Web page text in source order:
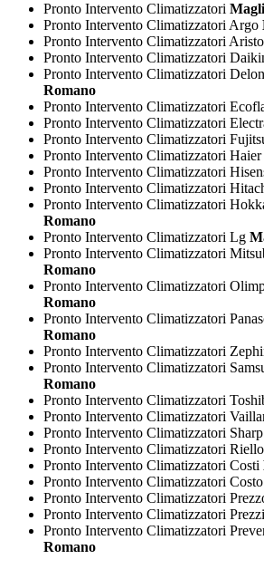
Pronto Intervento Climatizzatori
Pronto Intervento Climatizzatori Argo
Pronto Intervento Climatizzatori
Pronto Intervento Climatizzatori
Pronto Intervento Climatizzatori
Romano
Pronto Intervento Climatizzatori
Pronto Intervento Climatizzatori
Pronto Intervento Climatizzatori
Pronto Intervento Climatizzatori Haier
Pronto Intervento Climatizzatori
Pronto Intervento Climatizzatori
Pronto Intervento Climatizzatori
Romano
Pronto Intervento Climatizzatori Lg
Pronto Intervento Climatizzatori
Romano
Pronto Intervento Climatizzatori
Romano
Pronto Intervento Climatizzatori
Romano
Pronto Intervento Climatizzatori
Pronto Intervento Climatizzatori
Romano
Pronto Intervento Climatizzatori
Pronto Intervento Climatizzatori
Pronto Intervento Climatizzatori Sharp
Pronto Intervento Climatizzatori Riello
Pronto Intervento Climatizzatori Costi
Pronto Intervento Climatizzatori Costo
Pronto Intervento Climatizzatori
Pronto Intervento Climatizzatori Prezzi
Pronto Intervento Climatizzatori
Romano